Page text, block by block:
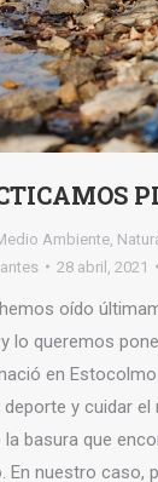
Ambiente
28 abril, 2021
oído
lo queremos
en Estocolmo
y cuidar el
la basura que
En nuestro caso,